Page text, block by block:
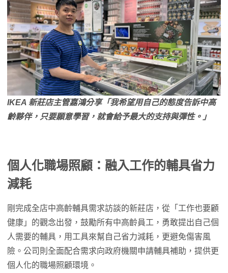
IKEA 新莊店主管嘉鴻分享「我希望用自己的態度告訴中高
齡夥伴，只要願意學習，就會給予最大的支持與彈性。」
個人化職場照顧：融入工作的輔具省力
減耗
剛完成全店中高齡輔具需求訪談的新莊店，從「工作也要顧
健康」的觀念出發，鼓勵所有中高齡員工，勇敢提出自己個
人需要的輔具，用工具來幫自己省力減耗，更避免傷害風
險。公司則全面配合需求向政府機關申請輔具補助，提供更
個人化的職場照顧環境。